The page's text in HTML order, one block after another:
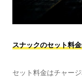
スナックのセット料
セット料金はチャー